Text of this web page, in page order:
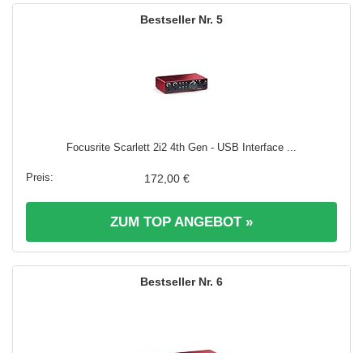
5
Focusrite Scarlett 2i2 4th Gen - USB Interface ...
172,00 €
ZUM TOP ANGEBOT »
6